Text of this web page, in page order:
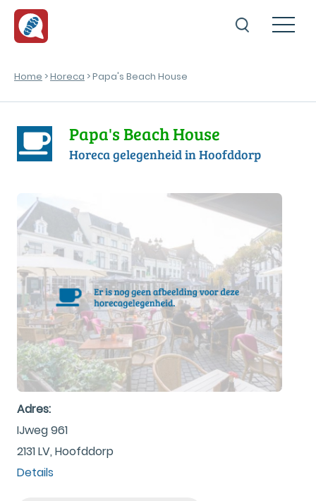
Home >Horeca > Papa's Beach House
Papa's Beach House
Horeca gelegenheid in Hoofddorp
Adres:
IJweg 961
2131 LV, Hoofddorp
Details